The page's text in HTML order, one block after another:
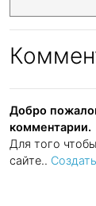
Добро
комментарии.
Для того
сайте..